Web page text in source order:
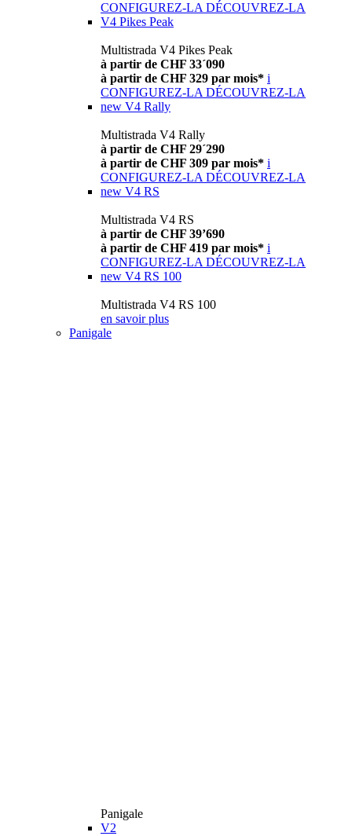
CONFIGUREZ-LA DÉCOUVREZ-LA
V4 Pikes Peak
Multistrada V4 Pikes Peak
à partir de CHF 33´090
à partir de CHF 329 par mois* i
CONFIGUREZ-LA DÉCOUVREZ-LA
new V4 Rally
Multistrada V4 Rally
à partir de CHF 29´290
à partir de CHF 309 par mois* i
CONFIGUREZ-LA DÉCOUVREZ-LA
new V4 RS
Multistrada V4 RS
à partir de CHF 39’690
à partir de CHF 419 par mois* i
CONFIGUREZ-LA DÉCOUVREZ-LA
new V4 RS 100
Multistrada V4 RS 100
en savoir plus
Panigale
Panigale
V2